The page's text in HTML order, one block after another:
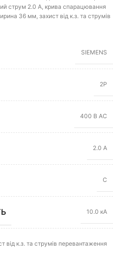
струм 2.0 A, крива спарацювання
36 мм, захист від к.з. та струмів
SIEMENS
2P
400 В АС
2.0 А
C
10.0 кА
від к.з. та струмів перевантаження